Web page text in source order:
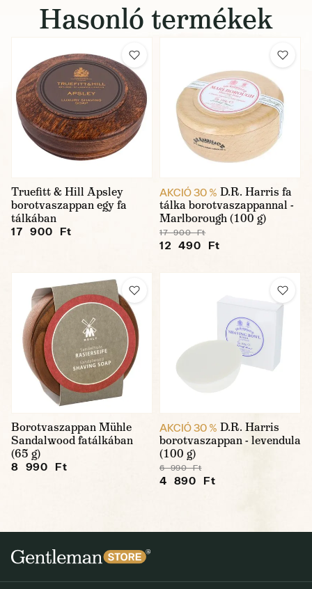
Hasonló termékek
Truefitt & Hill Apsley
borotvaszappan egy fa
tálkában
17 900 Ft
AKCIÓ 30 % D.R. Harris fa
tálka borotvaszappannal -
Marlborough (100 g)
17 900 Ft
12 490 Ft
Borotvaszappan Mühle
Sandalwood fatálkában
(65 g)
8 990 Ft
AKCIÓ 30 % D.R. Harris
borotvaszappan - levendula
(100 g)
6 990 Ft
4 890 Ft